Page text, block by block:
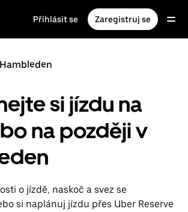
Přihlásit se Zaregistruj se
Hambleden
si jízdu na
na později v
o jízdě, naskoč a svez se
si naplánuj jízdu přes Uber Reserve